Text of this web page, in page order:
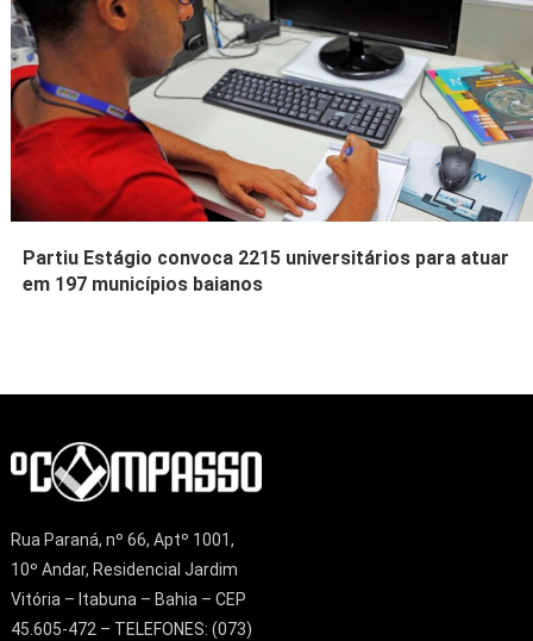
Partiu Estágio convoca 2215 universitários para atuar
em 197 municípios baianos
Rua Paraná, nº 66, Aptº 1001,
10º Andar, Residencial Jardim
Vitória – Itabuna – Bahia – CEP
45.605-472 – TELEFONES: (073)